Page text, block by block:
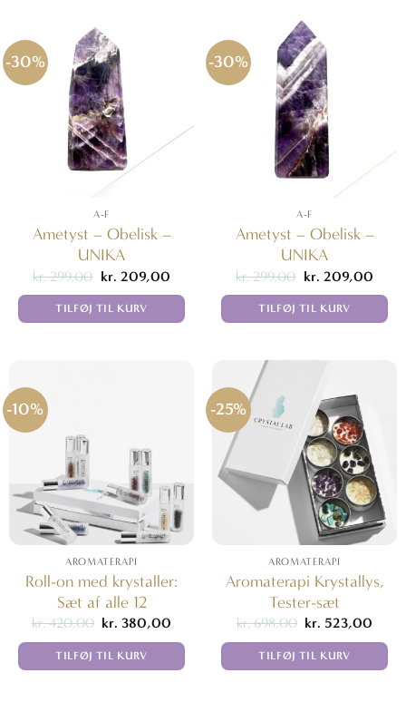
-30%
A-F
Ametyst – Obelisk –
UNIKA
kr.299,00 Den
pris
var:
kr. 209,00Den
pris
er:
TILFØJ TIL KURV
-30%
A-F
Ametyst – Obelisk –
UNIKA
kr.299,00 Den
pris
var:
kr. 209,00Den
pris
er:
TILFØJ TIL KURV
-10%
AROMATERAPI
Roll-on med krystaller:
Sæt af alle 12
kr.420,00 Den
pris
var:
kr. 380,00
pris
er:
TILFØJ TIL KURV
-25%
AROMATERAPI
Aromaterapi Krystallys,
Tester-sæt
kr.698,00 Den
pris
var:
kr. 523,00
pris
er:
TILFØJ TIL KURV